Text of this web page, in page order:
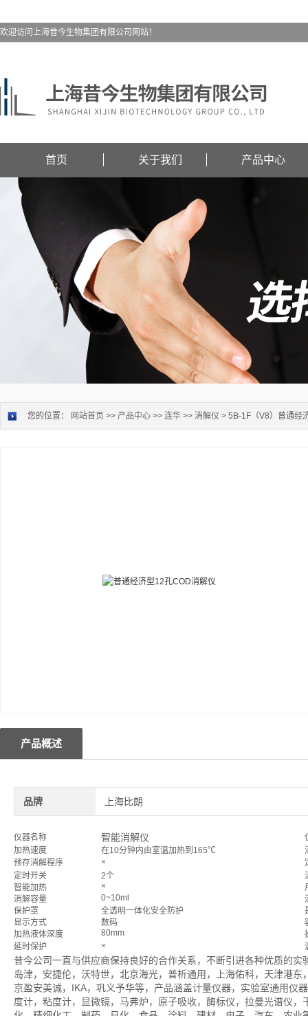
欢迎访问上海昔今生物集团有限公司网站！
首页 关于我们 产品中心
您的位置： 网站首页 >> 产品中心 >> 连华 >> 消解仪 > 5B-1F（V8）普通经
产品概述
品牌 上海比朗
仪器名称 智能消解仪
加热速度
在10分钟内由室温加热到165℃
预存消解程序
×
定时开关
2个
智能加热
×
消解容量
0~10ml
保护罩
全透明一体化安全防护
显示方式
数码
加热液体深度
80mm
延时保护
×
昔今公司一直与供应商保持良好的合作关系，不断引进各种优质的
岛津，安捷伦，沃特世，北京海光，普析通用，上海佑科，天津港
京盈安美诚，IKA，巩义予华等，产品涵盖计量仪器，实验室通用仪
度计，粘度计，显微镜，马弗炉，原子吸收，酶标仪，拉曼光谱仪